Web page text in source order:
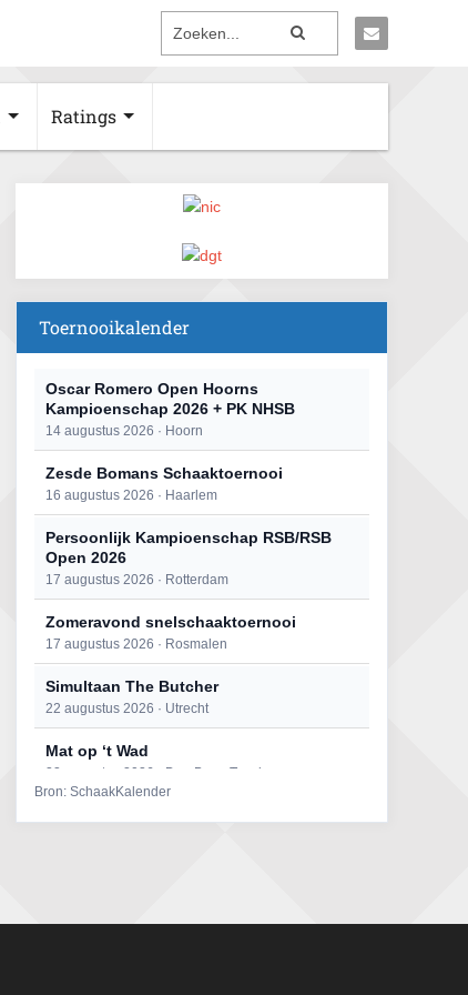
Ratings
Toernooikalender
Oscar Romero Open Hoorns
Kampioenschap 2026 + PK NHSB
14 augustus 2026 · Hoorn
Zesde Bomans Schaaktoernooi
16 augustus 2026 · Haarlem
Persoonlijk Kampioenschap RSB/RSB
Open 2026
17 augustus 2026 · Rotterdam
Zomeravond snelschaaktoernooi
17 augustus 2026 · Rosmalen
Simultaan The Butcher
22 augustus 2026 · Utrecht
Mat op ‘t Wad
22 augustus 2026 · Den Burg, Texel
23 augustus 2026 · Utrecht
Bron: SchaakKalender